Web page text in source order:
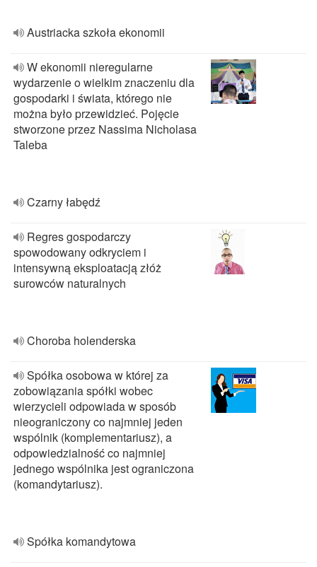
Austriacka szkoła ekonomii
W ekonomii nieregularne
wydarzenie o wielkim znaczeniu dla
gospodarki i świata, którego nie
można było przewidzieć. Pojęcie
stworzone przez Nassima Nicholasa
Taleba
Czarny łabędź
Regres gospodarczy
spowodowany odkryciem i
intensywną eksploatacją złóż
surowców naturalnych
Choroba holenderska
Spółka osobowa w której za
zobowiązania spółki wobec
wierzycieli odpowiada w sposób
nieograniczony co najmniej jeden
wspólnik (komplementariusz), a
odpowiedzialność co najmniej
jednego wspólnika jest ograniczona
(komandytariusz).
Spółka komandytowa